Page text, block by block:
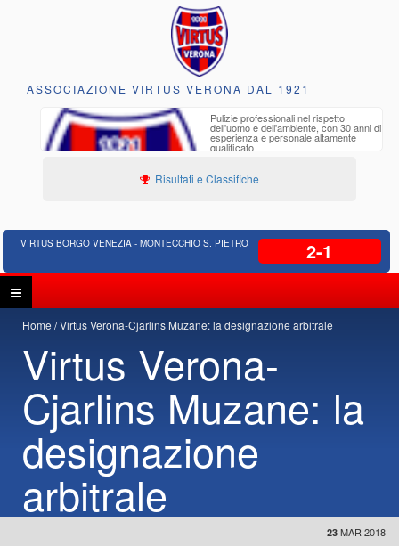
ASSOCIAZIONE VIRTUS VERONA DAL 1921
Pulizie professionali nel rispetto
dell'uomo e dell'ambiente, con 30 anni di
esperienza e personale altamente
qualificato
Risultati e Classifiche
VIRTUS BORGO VENEZIA - MONTECCHIO S. PIETRO 2-1
Home Virtus Verona-Cjarlins Muzane: la designazione arbitrale
Virtus Verona-
Cjarlins Muzane: la
designazione
arbitrale
23 MAR 2018